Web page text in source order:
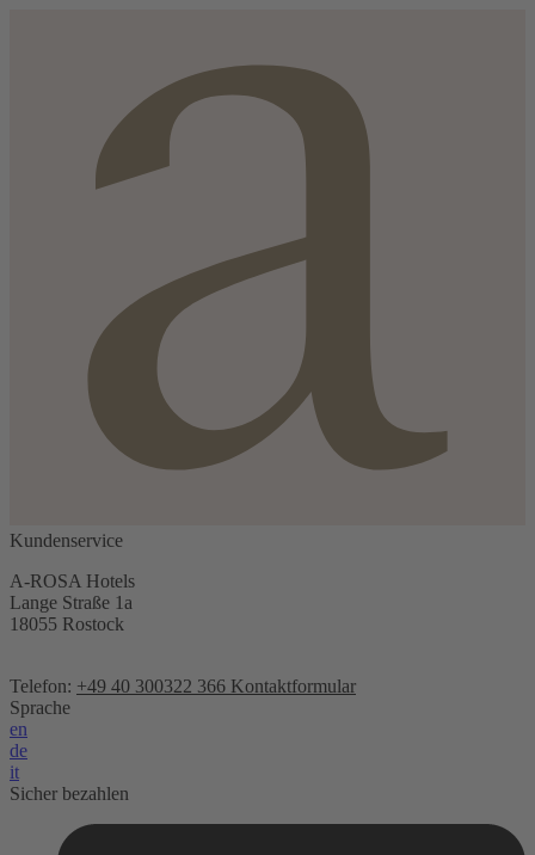
Kundenservice
A-ROSA Hotels
Lange Straße 1a
18055 Rostock
Telefon: +49 40 300322 366 Kontaktformular
Sprache
en
de
it
Sicher bezahlen